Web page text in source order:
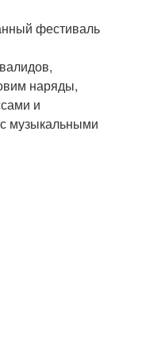
фестиваль
наряды,
и
музыкальными